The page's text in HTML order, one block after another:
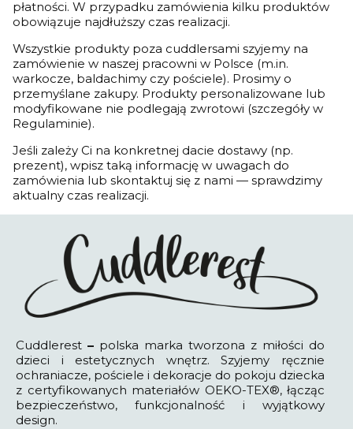
płatności. W przypadku zamówienia kilku produktów
obowiązuje najdłuższy czas realizacji.
Wszystkie produkty poza cuddlersami szyjemy na
zamówienie w naszej pracowni w Polsce (m.in.
warkocze, baldachimy czy pościele). Prosimy o
przemyślane zakupy. Produkty personalizowane lub
modyfikowane nie podlegają zwrotowi (szczegóły w
Regulaminie).
Jeśli zależy Ci na konkretnej dacie dostawy (np.
prezent), wpisz taką informację w uwagach do
zamówienia lub skontaktuj się z nami — sprawdzimy
aktualny czas realizacji.
Cuddlerest – polska marka tworzona z miłości do
dzieci i estetycznych wnętrz. Szyjemy ręcznie
ochraniacze, pościele i dekoracje do pokoju dziecka
z certyfikowanych materiałów OEKO-TEX®, łącząc
bezpieczeństwo, funkcjonalność i wyjątkowy
design.